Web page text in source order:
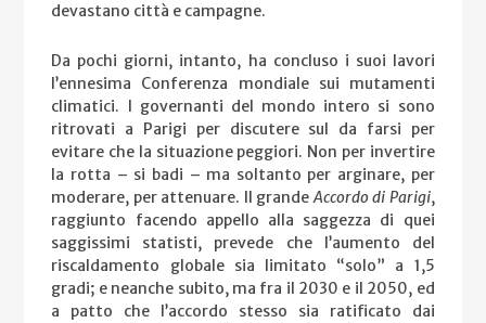
devastano città e campagne.
Da pochi giorni, intanto, ha concluso i suoi lavori
l’ennesima Conferenza mondiale sui mutamenti
climatici. I governanti del mondo intero si sono
ritrovati a Parigi per discutere sul da farsi per
evitare che la situazione peggiori. Non per invertire
la rotta – si badi – ma soltanto per arginare, per
moderare, per attenuare. Il grandeAccordo di Parigi,
raggiunto facendo appello alla saggezza di quei
saggissimi statisti, prevede che l’aumento del
riscaldamento globale sia limitato “solo” a 1,5
gradi; e neanche subito, ma fra il 2030 e il 2050, ed
a patto che l’accordo stesso sia ratificato dai